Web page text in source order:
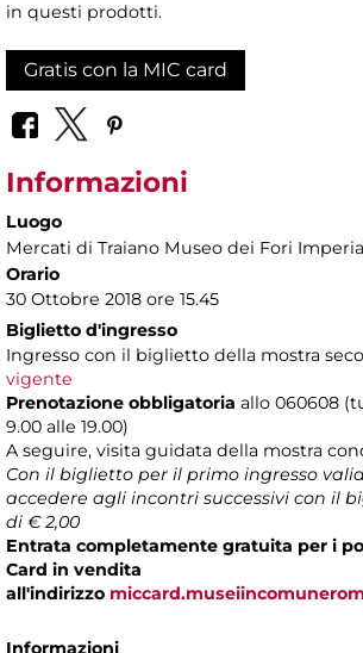
in questi prodotti.
Gratis con la MIC card
Informazioni
Luogo
Mercati di Traiano Museo dei Fori
Orario
30 Ottobre 2018 ore 15.45
Biglietto d'ingresso
Ingresso con il biglietto della mostra
vigente
Prenotazione obbligatoria allo 060608
9.00 alle 19.00)
A seguire, visita guidata della mostra
Con il biglietto per il primo ingresso
accedere agli incontri successivi con il
di € 2,00
Entrata completamente gratuita per i
Card in vendita
all'indirizzo
Informazioni